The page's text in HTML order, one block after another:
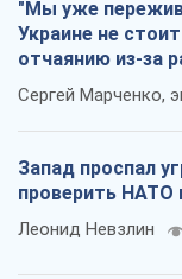
"Мы уже
Украине не
отчаянию из-за
Сергей Марченко,
Запад проспал
проверить НАТО
Леонид Невзлин